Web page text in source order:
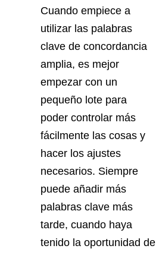
Cuando empiece a
utilizar las palabras
clave de concordancia
amplia, es mejor
empezar con un
pequeño lote para
poder controlar más
fácilmente las cosas y
hacer los ajustes
necesarios. Siempre
puede añadir más
palabras clave más
tarde, cuando haya
tenido la oportunidad de